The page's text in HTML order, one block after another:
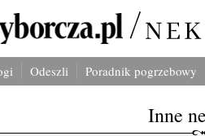
Odeszli Poradnik pogrzebowy
Inne